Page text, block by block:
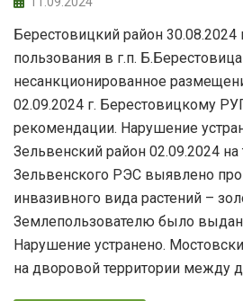
Берестовицкий район 30.08.2024
пользования в г.п.
несанкционированное
02.09.2024 г. Берестовицкому
рекомендации. Нарушение
Зельвенский район 02.09.2024 на
Зельвенского РЭС выявлено
инвазивного вида растений –
Землепользователю было
Нарушение устранено.
на дворовой территории между